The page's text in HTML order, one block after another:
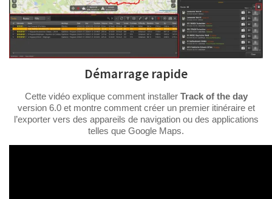
Démarrage rapide
Cette vidéo explique comment installer Track of the day
version 6.0 et montre comment créer un premier itinéraire et
l’exporter vers des appareils de navigation ou des applications
telles que Google Maps.